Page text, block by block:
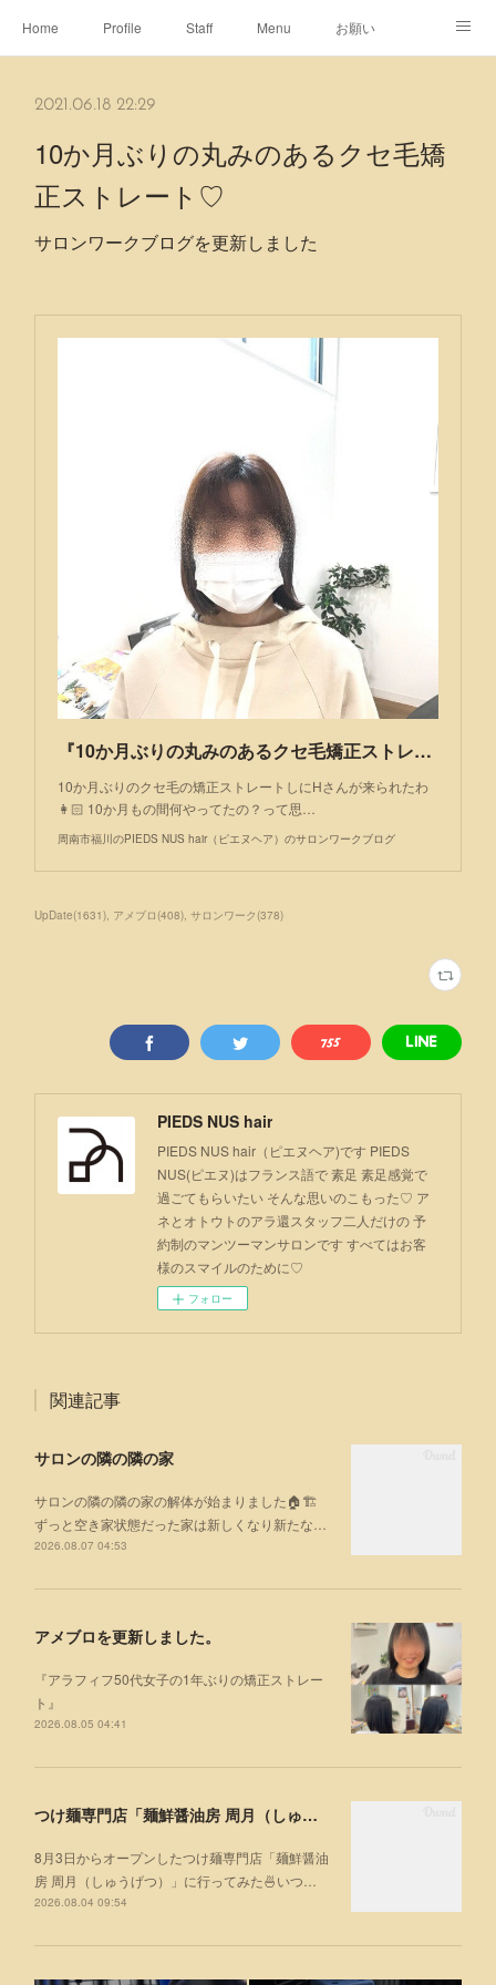
Home Profile Staff Menu お願い
2021.06.18 22:29
10か月ぶりの丸みのあるクセ毛矯
正ストレート♡
サロンワークブログを更新しました
『10か月ぶりの丸みのあるクセ毛矯正ストレート♡』
10か月ぶりのクセ毛の矯正ストレートしにHさんが来られたわ
👩🏻 10か月もの間何やってたの？って思…
周南市福川のPIEDS NUS hair（ピエヌヘア）のサロンワークブログ
UpDate(1631) アメブロ (408) サロンワーク (378)
PIEDS NUS hair
PIEDS NUS hair（ピエヌヘア)です PIEDS
NUS(ピエヌ)はフランス語で 素足 素足感覚で
過ごてもらいたい そんな思いのこもった♡ ア
ネとオトウトのアラ還スタッフ二人だけの 予
約制のマンツーマンサロンです すべてはお客
様のスマイルのために♡
フォロー
関連記事
サロンの隣の隣の家
サロンの隣の隣の家の解体が始まりました🏠🏗
ずっと空き家状態だった家は新しくなり新たな…
2026.08.07 04:53
アメブロを更新しました。
『アラフィフ50代女子の1年ぶりの矯正ストレー
ト』
2026.08.05 04:41
つけ麺専門店「麺鮮醤油房 周月（しゅうげつ）」⁡ に行ってみた🍜
8月3日からオープンしたつけ麺専門店「麺鮮醤油
房 周月（しゅうげつ）」⁡に行ってみた🍜いつ…
2026.08.04 09:54